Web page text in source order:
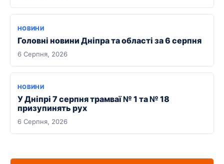
НОВИНИ
Головні новини Дніпра та області за 6 серпня
6 Серпня, 2026
НОВИНИ
У Дніпрі 7 серпня трамваї № 1 та № 18
призупинять рух
6 Серпня, 2026